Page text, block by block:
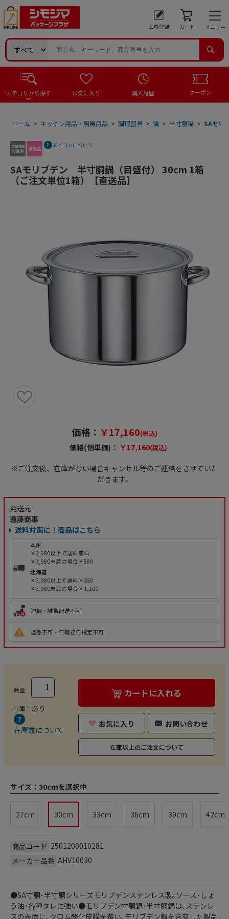
会員登録 カート メニュー
カテゴリから探す お気に入り 購入履歴 クーポン
ホーム > キッチン用品・厨房用品 > 調理器具 > 鍋 > 半寸胴鍋 > SAモリ
アイコンについて
SAモリブデン 半寸胴鍋（目盛付） 30cm 1箱
（ご注文単位1箱）【直送品】
価格： ￥17,160(税込)
価格(個単価)： ￥17,160(税込)
※ご注文後、在庫がない場合キャンセル等のご連絡をさせていた
だきます。
発送元
遠藤商事
送料対策に！商品はこちら
本州
￥3,980以上で送料無料
￥3,980未満の場合￥880
北海道
￥3,980以上で送料￥550
￥3,980未満の場合￥1,100
沖縄・離島配送不可
返品不可・日曜祝日指定不可
数量
在庫： あり
在庫数について
カートに入れる
お気に入り お問い合わせ
在庫以上のご注文について
サイズ： 30cmを選択中
27cm 30cm 33cm 36cm 39cm 42cm
商品コード 2501200010281
メーカー品番 AHV10030
●SA寸胴･半寸胴シリーズモリブデンステンレス製｡ソース･しょ
う油･各種タレに強い●モリブデン寸胴鍋･半寸胴鍋は､ステンレ
スの表面に､クロム酸化皮膜を覆い､モリブデン鋼を含有した製品